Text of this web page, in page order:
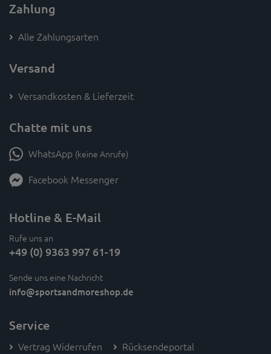
Zahlung
Alle Zahlungsarten
Versand
Versandkosten & Lieferzeit
Chatte mit uns
WhatsApp (keine Anrufe)
Facebook Messenger
Hotline & E-Mail
Rufe uns an
+49 (0) 9363 997 61-19
Sende uns eine Nachricht
info@sportsandmoreshop.de
Service
Vertrag Widerrufen
Rücksendeportal